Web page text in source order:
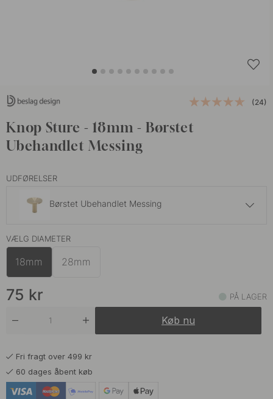
(24)
Knop Sture - 18mm - Børstet
Ubehandlet Messing
UDFØRELSER
Børstet Ubehandlet Messing
Brunet Messing
Forniklet
Mat Sort
Messing
Rustfrit Stål
VÆLG DIAMETER
18mm 28mm
75 kr PÅ LAGER
Køb nu
Fri fragt over 499 kr
60 dages åbent køb